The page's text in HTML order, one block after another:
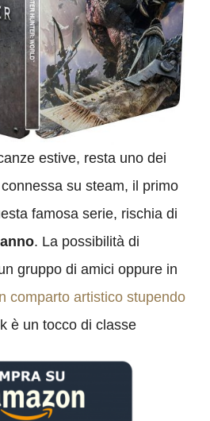
estive, resta uno dei
su steam, il primo
famosa serie, rischia di
. La possibilità di
gruppo di amici oppure in
comparto artistico stupendo
è un tocco di classe